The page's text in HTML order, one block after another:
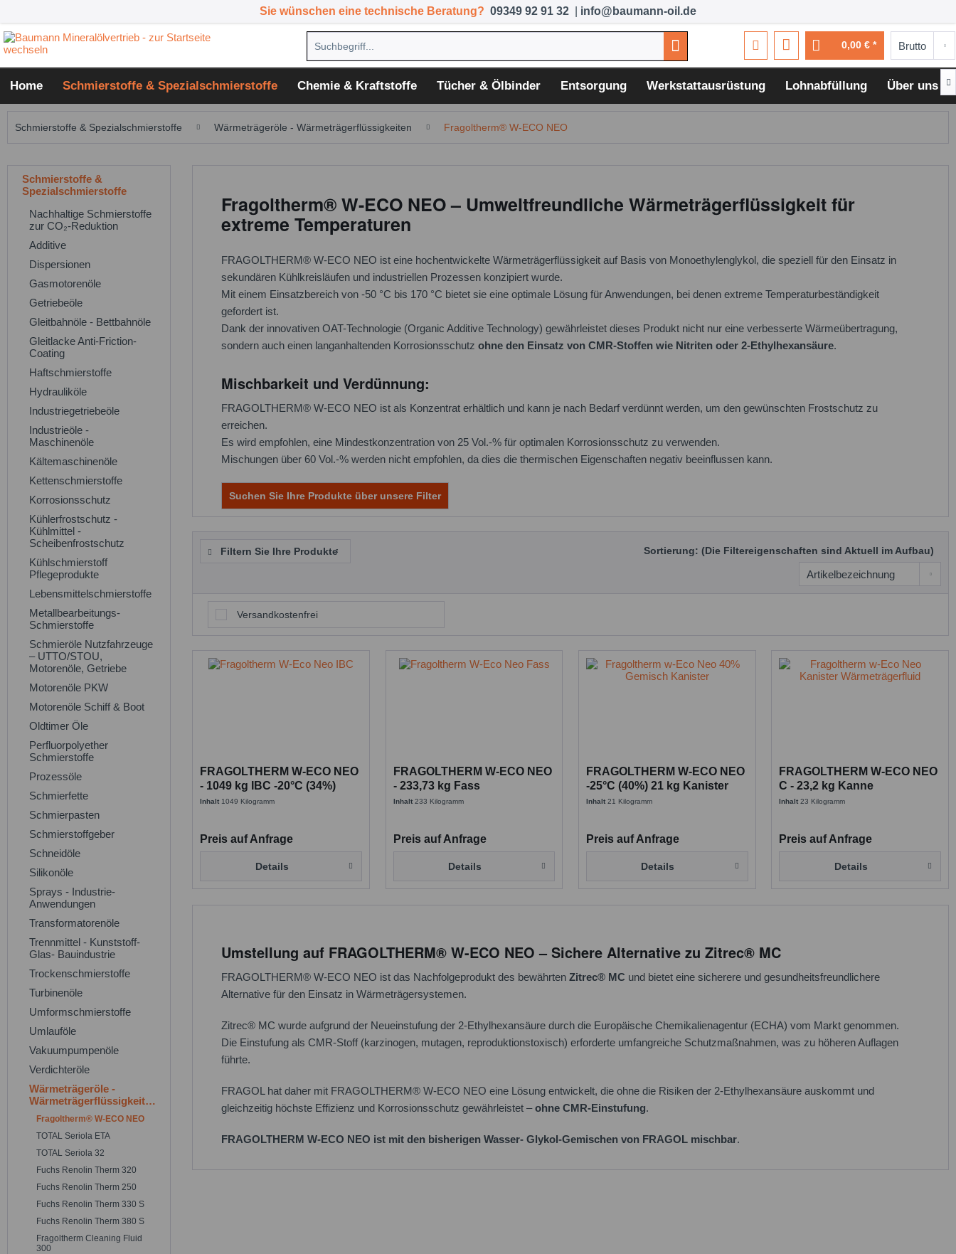
Sie wünschen eine technische Beratung? 09349 92 91 32 info@baumann-oil.de
0,00 € *
Home Schmierstoffe & Spezialschmierstoffe Chemie & Kraftstoffe Tücher & Ölbinder Entsorgung Werkstattausrüstung Lohnabfüllung Über uns 
Schmierstoffe & Spezialschmierstoffe Wärmeträgeröle - Wärmeträgerflüssigkeiten Fragoltherm® W-ECO NEO
Schmierstoffe &
Spezialschmierstoffe
Nachhaltige Schmierstoffe
zur CO₂-Reduktion
Additive
Dispersionen
Gasmotorenöle
Getriebeöle
Gleitbahnöle - Bettbahnöle
Gleitlacke Anti-Friction-
Coating
Haftschmierstoffe
Hydrauliköle
Industriegetriebeöle
Industrieöle -
Maschinenöle
Kältemaschinenöle
Kettenschmierstoffe
Korrosionsschutz
Kühlerfrostschutz -
Kühlmittel -
Scheibenfrostschutz
Kühlschmierstoff
Pflegeprodukte
Lebensmittelschmierstoffe
Metallbearbeitungs-
Schmierstoffe
Schmieröle Nutzfahrzeuge
– UTTO/STOU,
Motorenöle, Getriebe
Motorenöle PKW
Motorenöle Schiff & Boot
Oldtimer Öle
Perfluorpolyether
Schmierstoffe
Prozessöle
Schmierfette
Schmierpasten
Schmierstoffgeber
Schneidöle
Silikonöle
Sprays - Industrie-
Anwendungen
Transformatorenöle
Trennmittel - Kunststoff-
Glas- Bauindustrie
Trockenschmierstoffe
Turbinenöle
Umformschmierstoffe
Umlauföle
Vakuumpumpenöle
Verdichteröle
Wärmeträgeröle -
Wärmeträgerflüssigkeiten
Fragoltherm® W-ECO NEO
TOTAL Seriola ETA
TOTAL Seriola 32
Fuchs Renolin Therm 320
Fuchs Renolin Therm 250
Fuchs Renolin Therm 330 S
Fuchs Renolin Therm 380 S
Fragoltherm Cleaning Fluid
300
Fragoltherm® W-ECO NEO – Umweltfreundliche Wärmeträgerflüssigkeit für
extreme Temperaturen
FRAGOLTHERM® W-ECO NEO ist eine hochentwickelte Wärmeträgerflüssigkeit auf Basis von Monoethylenglykol, die speziell für den Einsatz in
sekundären Kühlkreisläufen und industriellen Prozessen konzipiert wurde.
Mit einem Einsatzbereich von -50 °C bis 170 °C bietet sie eine optimale Lösung für Anwendungen, bei denen extreme Temperaturbeständigkeit
gefordert ist.
Dank der innovativen OAT-Technologie (Organic Additive Technology) gewährleistet dieses Produkt nicht nur eine verbesserte Wärmeübertragung,
sondern auch einen langanhaltenden Korrosionsschutz ohne den Einsatz von CMR-Stoffen wie Nitriten oder 2-Ethylhexansäure.
Mischbarkeit und Verdünnung:
FRAGOLTHERM® W-ECO NEO ist als Konzentrat erhältlich und kann je nach Bedarf verdünnt werden, um den gewünschten Frostschutz zu
erreichen.
Es wird empfohlen, eine Mindestkonzentration von 25 Vol.-% für optimalen Korrosionsschutz zu verwenden.
Mischungen über 60 Vol.-% werden nicht empfohlen, da dies die thermischen Eigenschaften negativ beeinflussen kann.
Suchen Sie Ihre Produkte über unsere Filter
Filtern Sie Ihre Produkte Sortierung: (Die Filtereigenschaften sind Aktuell im Aufbau)
Versandkostenfrei
FRAGOLTHERM W-ECO NEO
- 1049 kg IBC -20°C (34%)
Inhalt 1049 Kilogramm
Preis auf Anfrage
Details
FRAGOLTHERM W-ECO NEO
- 233,73 kg Fass
Inhalt 233 Kilogramm
Preis auf Anfrage
Details
FRAGOLTHERM W-ECO NEO
-25°C (40%) 21 kg Kanister
Inhalt21 Kilogramm
Preis auf Anfrage
Details
FRAGOLTHERM W-ECO NEO
C - 23,2 kg Kanne
Inhalt23 Kilogramm
Preis auf Anfrage
Details
Umstellung auf FRAGOLTHERM® W-ECO NEO – Sichere Alternative zu Zitrec® MC
FRAGOLTHERM® W-ECO NEO ist das Nachfolgeprodukt des bewährten Zitrec® MC und bietet eine sicherere und gesundheitsfreundlichere
Alternative für den Einsatz in Wärmeträgersystemen.
Zitrec® MC wurde aufgrund der Neueinstufung der 2-Ethylhexansäure durch die Europäische Chemikalienagentur (ECHA) vom Markt genommen.
Die Einstufung als CMR-Stoff (karzinogen, mutagen, reproduktionstoxisch) erforderte umfangreiche Schutzmaßnahmen, was zu höheren Auflagen
führte.
FRAGOL hat daher mit FRAGOLTHERM® W-ECO NEO eine Lösung entwickelt, die ohne die Risiken der 2-Ethylhexansäure auskommt und
gleichzeitig höchste Effizienz und Korrosionsschutz gewährleistet –ohne CMR-Einstufung.
FRAGOLTHERM W-ECO NEO ist mit den bisherigen Wasser- Glykol-Gemischen von FRAGOL mischbar.